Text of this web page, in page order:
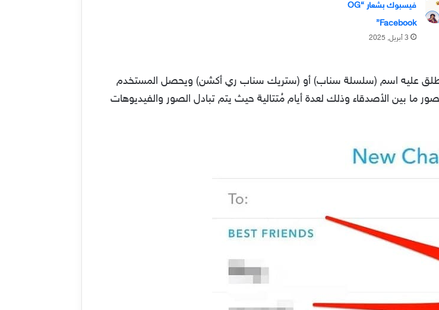
فيسبوك بشعار “OG
Facebook”
3 أبريل, 2025
عليه اسم (سلسلة سناب) أو (ستريك سناب ري أكشن) ويحصل المستخدم
ما بين الأصدقاء وذلك لعدة أيام مُتتالية حيث يتم تبادل الصور والفيديوهات